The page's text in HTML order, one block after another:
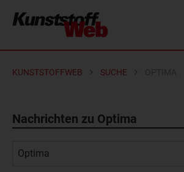
KUNSTSTOFFWEB SUCHE
Nachrichten zu Optima